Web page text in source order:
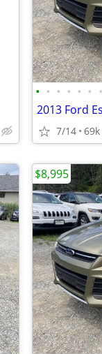
• • • • • • •
2013 Ford
7/14
$8,995